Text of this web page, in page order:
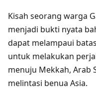
Kisah seorang warga
menjadi bukti nyata
dapat melampaui
untuk melakukan
menuju Mekkah, Arab
melintasi benua Asia.